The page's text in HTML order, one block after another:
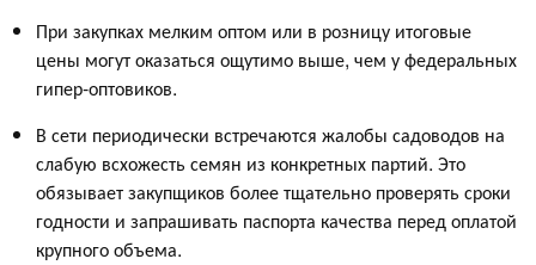
При закупках мелким оптом или в розницу итоговые
цены могут оказаться ощутимо выше, чем у федеральных
гипер-оптовиков.
В сети периодически встречаются жалобы садоводов на
слабую всхожесть семян из конкретных партий. Это
обязывает закупщиков более тщательно проверять сроки
годности и запрашивать паспорта качества перед оплатой
крупного объема.